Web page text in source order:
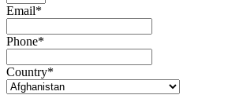
Email*
Phone*
Country*